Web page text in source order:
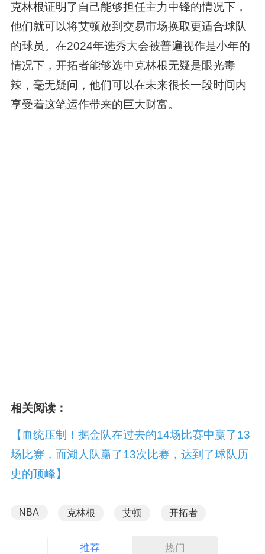
克林根证明了自己能够担任主力中锋的情况下，
他们就可以将艾顿放到交易市场换取更适合球队
的球员。在2024年选秀大会被普遍视作是小年的
情况下，开拓者能够选中克林根无疑是眼光毒
辣，毫无疑问，他们可以在未来很长一段时间内
享受着这笔运作带来的巨大财富。
相关阅读：
【血统压制！掘金队在过去的14场比赛中赢了13
场比赛，而湖人队赢了13次比赛，达到了球队历
史的顶峰】
NBA 克林根 艾顿 开拓者
推荐 热门